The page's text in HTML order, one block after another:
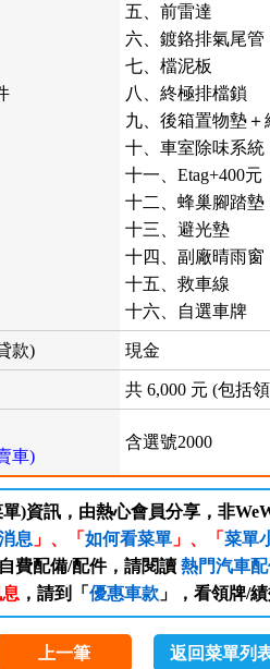
五、前雷達
六、鍍鉻排氣尾管
七、檔泥板
八、終極排檔鎖
九、後箱置物墊＋
十、車室除味系統
十一、Etag+400元
十二、蜂巢腳踏墊
十三、避光墊
十四、副廠晴雨窗
十五、救車線
十六、自選車牌
款) 現金
共 6,000 元 (包括
車)
含選號2000
)資訊，由熱心會員分享，非
息 」、「 如何看菜單」、「 菜單
費配備/配件，請閱讀 熱門汽車
，請到「 優惠車款」，看領牌/
上一筆 返回菜單列